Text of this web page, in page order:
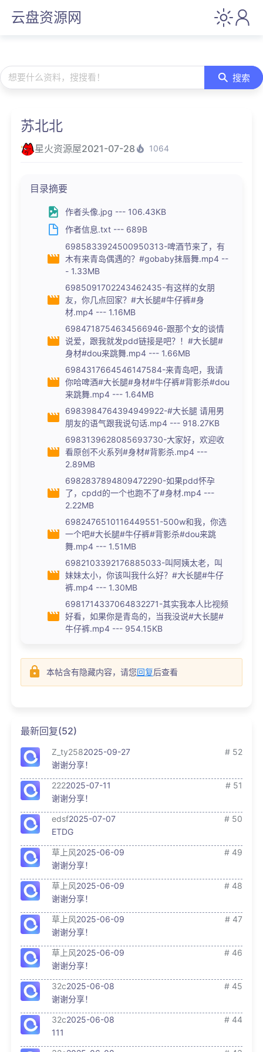
云盘资源网
想要什么资料，搜搜看！ 搜索
苏北北
星火资源屋2021-07-28 1064
目录摘要
作者头像.jpg --- 106.43KB
作者信息.txt --- 689B
6985833924500950313-啤酒节来了，有
木有来青岛偶遇的？#gobaby抹唇舞.mp4 --
- 1.33MB
6985091702243462435-有这样的女朋
友，你几点回家？#大长腿#牛仔裤#身
材.mp4 --- 1.16MB
6984718754634566946-跟那个女的谈情
说爱，跟我就发pdd链接是吧？！#大长腿#
身材#dou来跳舞.mp4 --- 1.66MB
6984317664546147584-来青岛吧，我请
你哈啤酒#大长腿#身材#牛仔裤#背影杀#dou
来跳舞.mp4 --- 1.64MB
6983984764394949922-#大长腿 请用男
朋友的语气跟我说句话.mp4 --- 918.27KB
6983139628085693730-大家好，欢迎收
看原创不火系列#身材#背影杀.mp4 ---
2.89MB
6982837894809472290-如果pdd怀孕
了，cpdd的一个也跑不了#身材.mp4 ---
2.22MB
6982476510116449551-500w和我，你选
一个吧#大长腿#牛仔裤#背影杀#dou来跳
舞.mp4 --- 1.51MB
6982103392176885033-叫阿姨太老，叫
妹妹太小，你该叫我什么好？#大长腿#牛仔
裤.mp4 --- 1.30MB
6981714337064832271-其实我本人比视频
好看，如果你是青岛的，当我没说#大长腿#
牛仔裤.mp4 --- 954.15KB
本帖含有隐藏内容，请您回复后查看
最新回复(52)
Z_ty2582025-09-27
# 52
谢谢分享！
2222025-07-11
# 51
谢谢分享！
edsf2025-07-07
# 50
ETDG
草上风2025-06-09
# 49
谢谢分享！
草上风2025-06-09
# 48
谢谢分享！
草上风2025-06-09
# 47
谢谢分享！
草上风2025-06-09
# 46
谢谢分享！
32c2025-06-08
# 45
谢谢分享！
32c2025-06-08
# 44
111